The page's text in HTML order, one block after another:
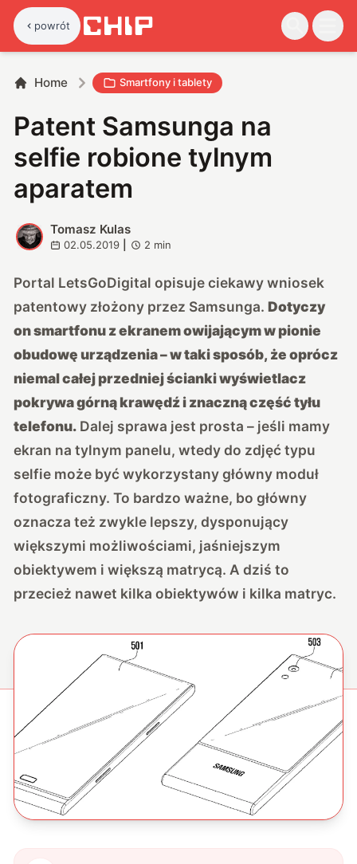
powrót
Home Smartfony i tablety
Patent Samsunga na
selfie robione tylnym
aparatem
T
Tomasz Kulas
02.05.2019 2 min
Portal LetsGoDigital opisuje ciekawy wniosek
patentowy złożony przez Samsunga.Dotyczy
on smartfonu z ekranem owijającym w pionie
obudowę urządzenia – w taki sposób, że oprócz
niemal całej przedniej ścianki wyświetlacz
pokrywa górną krawędź i znaczną część tyłu
telefonu. Dalej sprawa jest prosta – jeśli mamy
ekran na tylnym panelu, wtedy do zdjęć typu
selfie może być wykorzystany główny moduł
fotograficzny. To bardzo ważne, bo główny
oznacza też zwykle lepszy, dysponujący
większymi możliwościami, jaśniejszym
obiektywem i większą matrycą. A dziś to
przecież nawet kilka obiektywów i kilka matryc.